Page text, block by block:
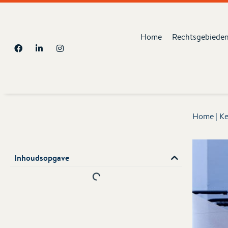
Home
Home |
Inhoudsopgave